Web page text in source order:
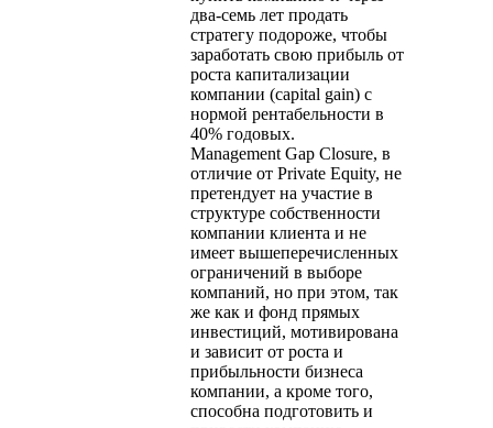
два-семь лет продать
стратегу подороже, чтобы
заработать свою прибыль от
роста капитализации
компании (capital gain) с
нормой рентабельности в
40% годовых.
Management Gap Closure, в
отличие от Private Equity, не
претендует на участие в
структуре собственности
компании клиента и не
имеет вышеперечисленных
ограничений в выборе
компаний, но при этом, так
же как и фонд прямых
инвестиций, мотивирована
и зависит от роста и
прибыльности бизнеса
компании, а кроме того,
способна подготовить и